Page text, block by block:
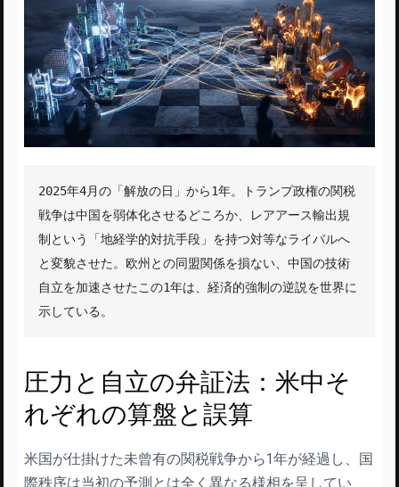
2025年4月の「解放の日」から1年。トランプ政権の関税
戦争は中国を弱体化させるどころか、レアアース輸出規
制という「地経学的対抗手段」を持つ対等なライバルへ
と変貌させた。欧州との同盟関係を損ない、中国の技術
自立を加速させたこの1年は、経済的強制の逆説を世界に
示している。
圧力と自立の弁証法：米中そ
れぞれの算盤と誤算
米国が仕掛けた未曾有の関税戦争から1年が経過し、国
際秩序は当初の予測とは全く異なる様相を呈してい